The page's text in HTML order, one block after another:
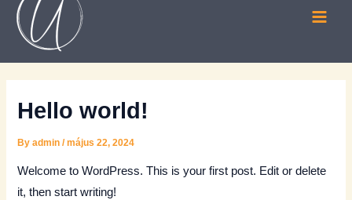
Hello world!
Byadmin/május 22, 2024
Welcome to WordPress. This is your first post. Edit or delete
it, then start writing!